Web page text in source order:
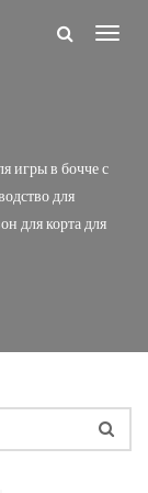
игры в бочче с
для
для корта для